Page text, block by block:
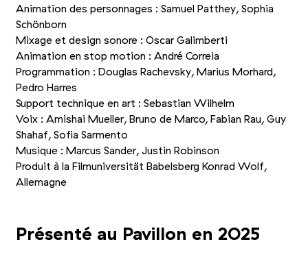
Animation des personnages : Samuel Patthey, Sophia
Schönborn
Mixage et design sonore : Oscar Galimberti
Animation en stop motion : André Correia
Programmation : Douglas Rachevsky, Marius Morhard,
Pedro Harres
Support technique en art : Sebastian Wilhelm
Voix : Amishai Mueller, Bruno de Marco, Fabian Rau, Guy
Shahaf, Sofia Sarmento
Musique : Marcus Sander, Justin Robinson
Produit à la Filmuniversität Babelsberg Konrad Wolf,
Allemagne
Présenté au Pavillon en 2025